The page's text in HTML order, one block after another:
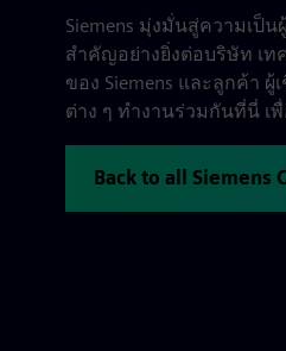
Siemens มุ่งมั่นสู่ความเป็
สำคัญอย่างยิ่งต่อบริษัท เ
ของ Siemens และลูกค้า
ต่าง ๆ ทำงานร่วมกันที่นี่ เ
Back to all Siemens